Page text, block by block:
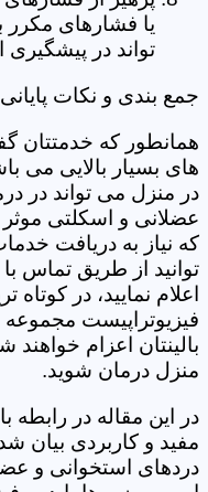
یا فشارهای
تواند در
جمع بندی و نکات پایانی
همانطور که خدمتتان
های بسیار بالایی می
در منزل می تواند در
عضلانی و اسکلتی
که نیاز به دریافت
توانید از طریق تماس
اعلام نمایید، در
فیزیوتراپیست مجموعه
بالینتان اعزام خواهند
منزل درمان شوید.
در این مقاله در رابطه
مفید و کاربردی بیان
دردهای استخوانی و